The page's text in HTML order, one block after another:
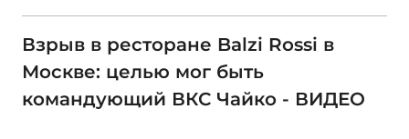
Взрыв в ресторане Balzi Rossi в
Москве: целью мог быть
командующий ВКС Чайко - ВИДЕО